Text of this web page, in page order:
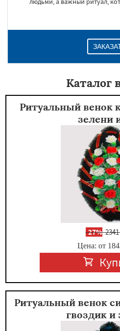
Каталог
Ритуальный венок
зелени
-27%2341
Цена: от
Ритуальный венок
гвоздик и